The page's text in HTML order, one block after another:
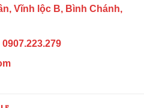
Vĩnh lộc B, Bình Chánh,
0907.223.279